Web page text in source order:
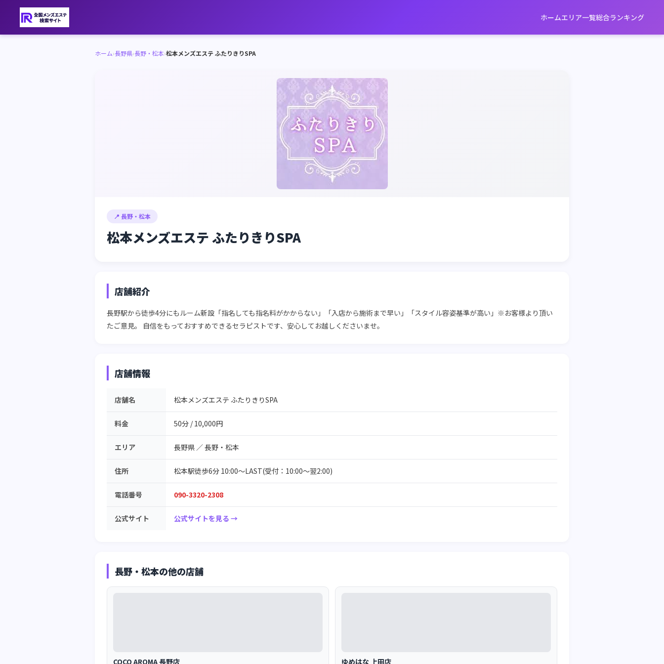
ホームエリア一覧総合ランキング
ホーム›長野県›長野・松本›松本メンズエステ ふたりきりSPA
📍 長野・松本
松本メンズエステ ふたりきりSPA
店舗紹介
長野駅から徒歩4分にもルーム新設「指名しても指名料がかからない」「入店から施術まで早い」「スタイル容姿基準が高い」※お客様より頂い
たご意見。 自信をもっておすすめできるセラピストです、安心してお越しくださいませ。
店舗情報
店舗名 松本メンズエステ ふたりきりSPA
料金 50分 / 10,000円
エリア 長野県 ／長野・松本
住所 松本駅徒歩6分 10:00～LAST(受付：10:00～翌2:00)
電話番号 090-3320-2308
公式サイト 公式サイトを見る →
長野・松本の他の店舗
COCO AROMA 長野店 ゆめはな 上田店